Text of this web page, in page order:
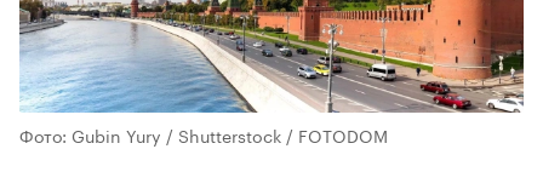
Фото: Gubin Yury / Shutterstock / FOTODOM